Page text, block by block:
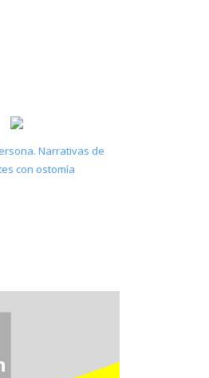
Narrativas de
con ostomía